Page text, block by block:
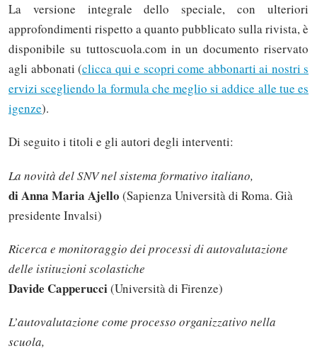
La versione integrale dello speciale, con ulteriori
approfondimenti rispetto a quanto pubblicato sulla rivista, è
disponibile su tuttoscuola.com in un documento riservato
agli abbonati (clicca qui e scopri come abbonarti ai nostri s
ervizi scegliendo la formula che meglio si addice alle tue es
igenze).
Di seguito i titoli e gli autori degli interventi:
La novità del SNV nel sistema formativo italiano,
di Anna Maria Ajello (Sapienza Università di Roma. Già
presidente Invalsi)
Ricerca e monitoraggio dei processi di autovalutazione
delle istituzioni scolastiche
Davide Capperucci(Università di Firenze)
L’autovalutazione come processo organizzativo nella
scuola,